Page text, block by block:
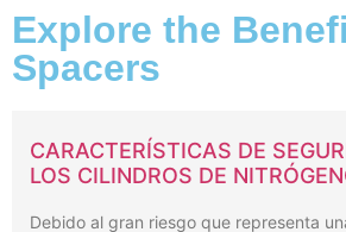
Explore the
Spacers
CARACTERÍSTICAS DE
LOS CILINDROS DE
Debido al gran riesgo que representa